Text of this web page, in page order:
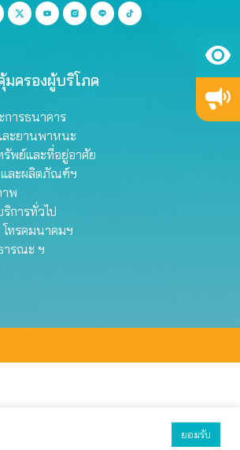
มครองผู้บริโภค
การธนาคาร
ละยานพาหนะ
พย์และที่อยู่อาศัย
และผลิตภัณฑ์ฯ
พ
การทั่วไป
โทรคมนาคมฯ
ารณะ ฯ
ยอมรับ